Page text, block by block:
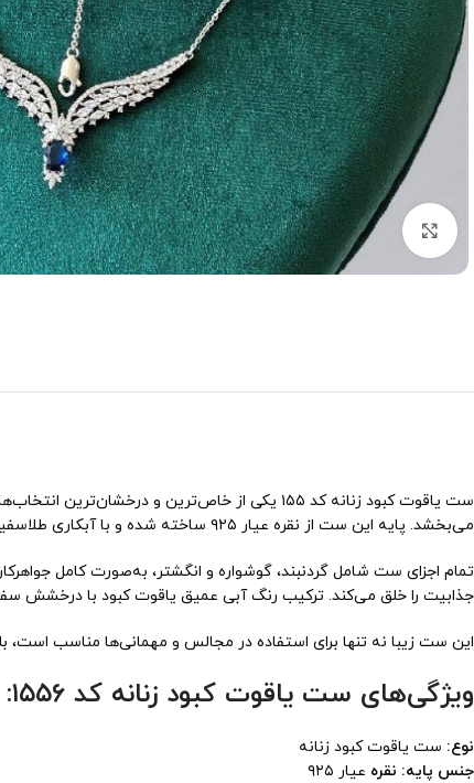
برای بزرگنمایی کلیک کنید
ست یاقوت کبود زنانه کد ۱۵۵ یکی از خاص‌ترین
می‌بخشد. پایه این ست از نقره عیار ۹۲۵ ساخته شده و با آبکاری طلاسفید پوشیده شده است تا درخشندگی و دوام بالایی داشته باشد.
تمام اجزای ست شامل گردنبند، گوشواره و انگشتر، به‌صورت کامل
جذابیت را خلق می‌کند. ترکیب رنگ آبی عمیق یاقوت کبود با
این ست زیبا نه تنها برای استفاده در مجالس و مهمانی‌ها مناسب
ویژگی‌های ست یاقوت کبود زنانه کد ۱۵۵۶:
نوع: ست یاقوت کبود زنانه
جنس پایه: نقره عیار ۹۲۵